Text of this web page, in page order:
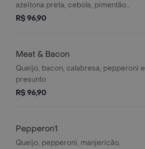
azeitona preta, cebola, pimentão
verde.
R$ 96,90
Meat & Bacon
Queijo, bacon, calabresa, pepperoni e
presunto
R$ 96,90
Pepperon1
Queijo, pepperoni, manjericão,